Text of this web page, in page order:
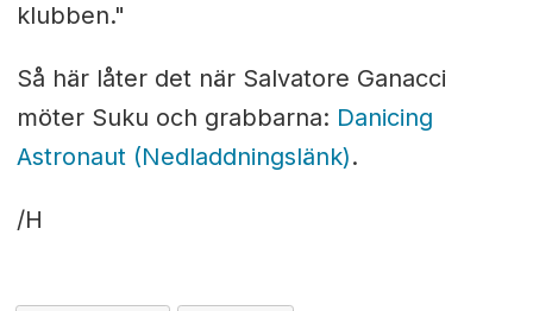
klubben."
Så här låter det när Salvatore Ganacci
möter Suku och grabbarna: Danicing
Astronaut (Nedladdningslänk).
/H